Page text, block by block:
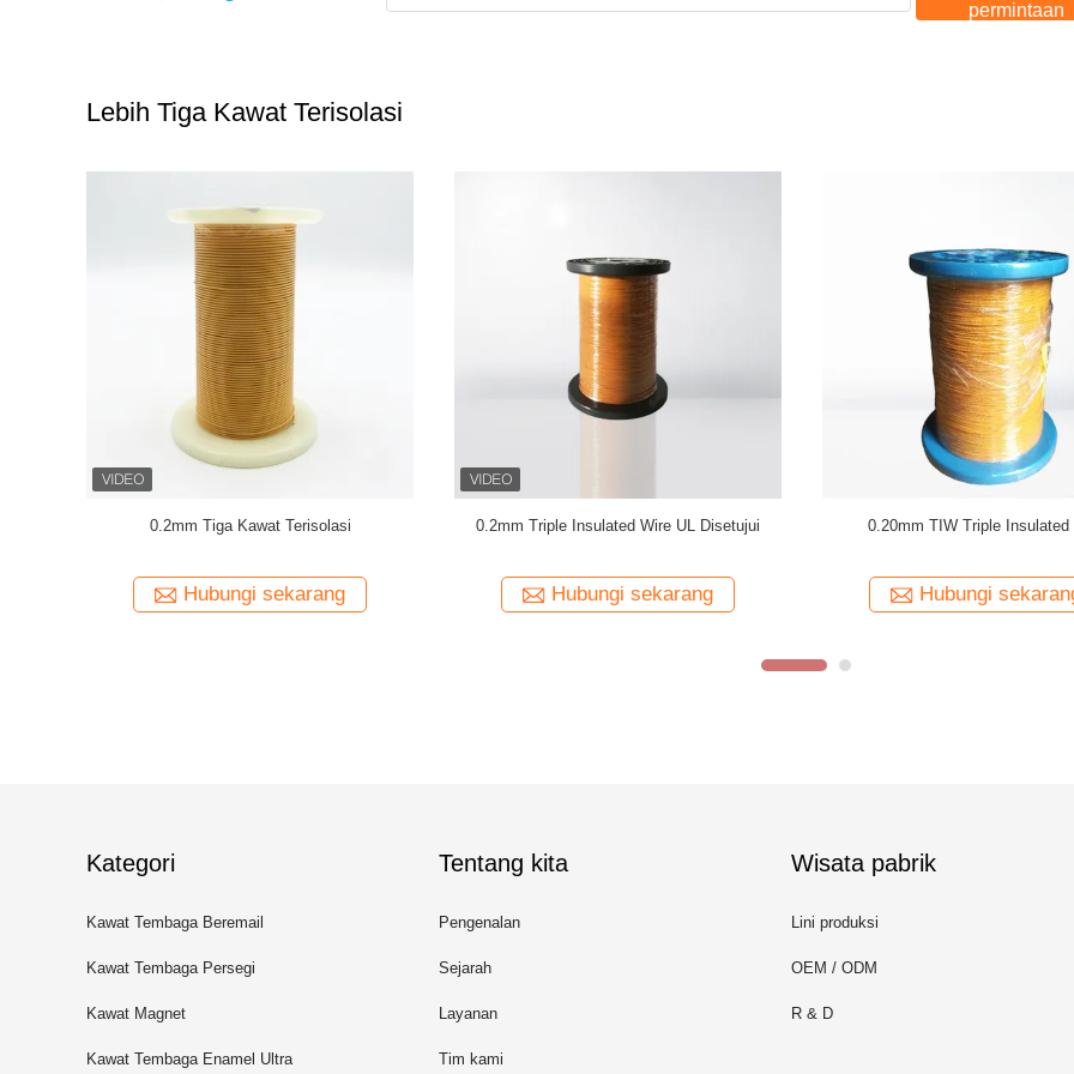
permintaan
Lebih Tiga Kawat Terisolasi
Kawat Berliku Tembaga Terisolasi Tiga
Hubungi sekarang
TIW-B/F Kawat Terisolasi Tiga Kali Lipat
Hubungi sekarang
Trafo Menggunakan Kawat Lilitan
Hubungi
Kategori
Kawat Tembaga Beremail
Kawat Tembaga Persegi
Panjang
Kawat Magnet
Kawat Tembaga Enamel Ultra
Tentang kita
Pengenalan
Sejarah
Layanan
Tim kami
Wisata pabrik
Lini produksi
OEM / ODM
R & D